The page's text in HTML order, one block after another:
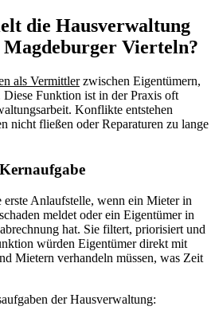
die Hausverwaltung
Vierteln?
als Vermittlerzwischen Eigentümern,
Funktion ist in der Praxis oft
Konflikte entstehen
nicht fließen oder Reparaturen zu lange
Anlaufstelle, wenn ein Mieter in
meldet oder ein Eigentümer in
hat. Sie filtert, priorisiert und
würden Eigentümer direkt mit
Mietern verhandeln müssen, was Zeit
der Hausverwaltung: